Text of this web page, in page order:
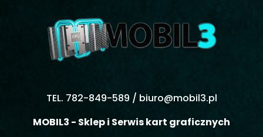
TEL. 782-849-589 / biuro@mobil3.pl
MOBIL3 - Sklep i Serwis kart graficznych